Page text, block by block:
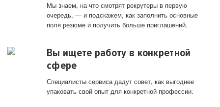
Мы знаем, на что смотрят рекрутеры в первую
очередь, — и подскажем, как заполнить основные
поля резюме и получить больше приглашений.
Вы ищете работу в конкретной
сфере
Специалисты сервиса дадут совет, как выгоднее
упаковать свой опыт для конкретной профессии.